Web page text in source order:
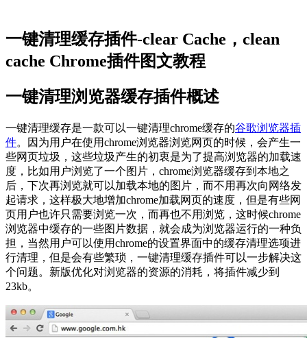
一键清理缓存插件-clear Cache，clean
cache Chrome插件图文教程
一键清理浏览器缓存插件概述
一键清理缓存是一款可以一键清理chrome缓存的谷歌浏览器插
件。因为用户在使用chrome浏览器浏览网页的时候，会产生一
些网页垃圾，这些垃圾产生的初衷是为了提高浏览器的加载速
度，比如用户浏览了一个图片，chrome浏览器缓存到本地之
后，下次再浏览就可以加载本地的图片，而不用再次向网络发
起请求，这样极大地增加chrome加载网页的速度，但是有些网
页用户也许只需要浏览一次，而再也不用浏览，这时候chrome
浏览器中缓存的一些图片数据，就会成为浏览器运行的一种负
担，当然用户可以使用chrome的设置界面中的缓存清理选项进
行清理，但是会有些繁琐，一键清理缓存插件可以一步解决这
个问题。新版优化对浏览器的资源的消耗，将插件减少到
23kb。